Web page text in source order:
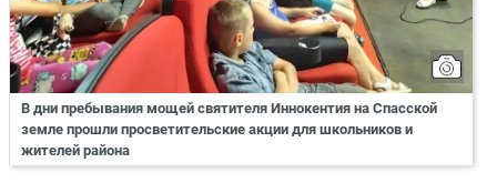
В дни пребывания мощей святителя Иннокентия на Спасской
земле прошли просветительские акции для школьников и
жителей района